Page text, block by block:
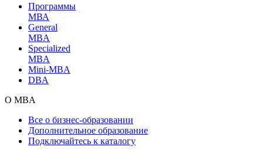
Программы
МВА
General
MBA
Specialized
MBA
Mini-MBA
DBA
О MBA
Все о бизнес-образовании
Дополнительное образование
Подключайтесь к каталогу